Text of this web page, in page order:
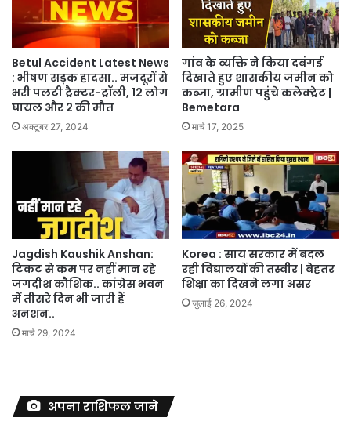
Betul Accident Latest News
: भीषण सड़क हादसा.. मजदूरों से
भरी पलटी ट्रैक्टर-ट्रॉली, 12 लोग
घायल और 2 की मौत
अक्टूबर 27, 2024
गांव के व्यक्ति ने किया दबंगई
दिखाते हुए शासकीय जमीन को
कब्जा, ग्रामीण पहुंचे कलेक्ट्रेट |
Bemetara
मार्च 17, 2025
Jagdish Kaushik Anshan:
टिकट से कम पर नहीं मान रहे
जगदीश कौशिक.. कांग्रेस भवन
में तीसरे दिन भी जारी हैं
अनशन..
मार्च 29, 2024
Korea : साय सरकार में बदल
रही विद्यालयों की तस्वीर | बेहतर
शिक्षा का दिखने लगा असर
जुलाई 26, 2024
अपना राशिफल जाने